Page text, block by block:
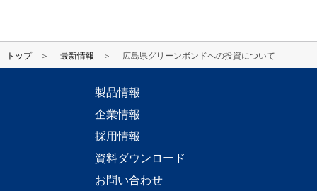
トップ 最新情報 広島県グリーンボンドへの投資について
製品情報
企業情報
採用情報
資料ダウンロード
お問い合わせ